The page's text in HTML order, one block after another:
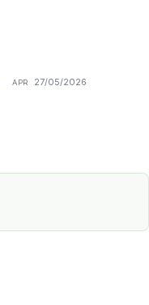
APR 27/05/2026